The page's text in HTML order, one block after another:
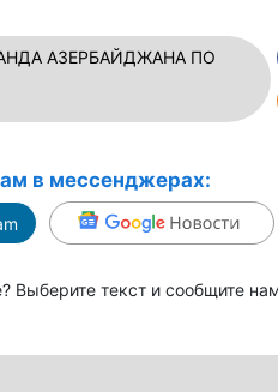
АЗЕРБАЙДЖАНА ПО
в мессенджерах:
Выберите текст и сообщите